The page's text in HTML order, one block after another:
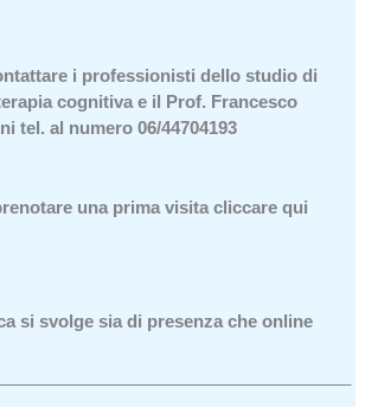
i professionisti dello studio di
cognitiva e il Prof. Francesco
tel. al numero 06/44704193
una prima visita cliccare qui
si svolge sia di presenza che online